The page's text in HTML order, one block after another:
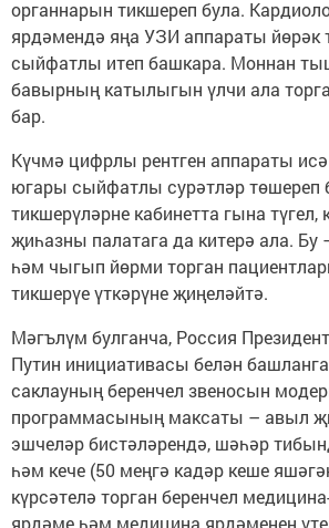
органнарын тикшереп була.
ярдәмендә яңа УЗИ аппараты йөрәк
сыйфатлы итеп башкара. Моннан
бавырның катылыгын үлчи ала
бар.
Күчмә цифрлы рентген аппараты исә
югары сыйфатлы сурәтләр төшереп
тикшерүләрне кабинетта гына түгел,
җиһазны палатага да китерә ала. Бу
һәм чыгып йөрми торган
тикшерүе үткәрүне җиңеләйтә.
Мәгълүм булганча, Россия
Путин инициативасы белән
саклауның беренчел звеносын
программасының максаты – авыл
эшчеләр бистәләрендә, шәһәр
һәм кече (50 меңгә кадәр кеше
күрсәтелә торган беренчел